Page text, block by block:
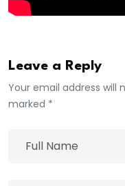
Leave a Reply
Your email address will
marked *